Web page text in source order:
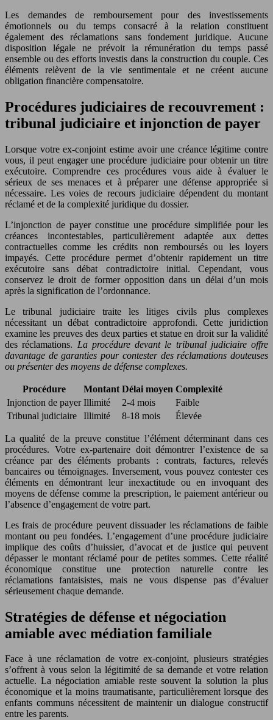
Les demandes de remboursement pour des investissements
émotionnels ou du temps consacré à la relation constituent
également des réclamations sans fondement juridique. Aucune
disposition légale ne prévoit la rémunération du temps passé
ensemble ou des efforts investis dans la construction du couple. Ces
éléments relèvent de la vie sentimentale et ne créent aucune
obligation financière compensatoire.
Procédures judiciaires de recouvrement :
tribunal judiciaire et injonction de payer
Lorsque votre ex-conjoint estime avoir une créance légitime contre
vous, il peut engager une procédure judiciaire pour obtenir un titre
exécutoire. Comprendre ces procédures vous aide à évaluer le
sérieux de ses menaces et à préparer une défense appropriée si
nécessaire. Les voies de recours judiciaire dépendent du montant
réclamé et de la complexité juridique du dossier.
L’injonction de payer constitue une procédure simplifiée pour les
créances incontestables, particulièrement adaptée aux dettes
contractuelles comme les crédits non remboursés ou les loyers
impayés. Cette procédure permet d’obtenir rapidement un titre
exécutoire sans débat contradictoire initial. Cependant, vous
conservez le droit de former opposition dans un délai d’un mois
après la signification de l’ordonnance.
Le tribunal judiciaire traite les litiges civils plus complexes
nécessitant un débat contradictoire approfondi. Cette juridiction
examine les preuves des deux parties et statue en droit sur la validité
des réclamations. La procédure devant le tribunal judiciaire offre
davantage de garanties pour contester des réclamations douteuses
ou présenter des moyens de défense complexes.
Procédure Montant Délai moyen Complexité
Injonction de payer Illimité 2-4 mois
Faible
Tribunal judiciaire
Illimité 8-18 mois Élevée
La qualité de la preuve constitue l’élément déterminant dans ces
procédures. Votre ex-partenaire doit démontrer l’existence de sa
créance par des éléments probants : contrats, factures, relevés
bancaires ou témoignages. Inversement, vous pouvez contester ces
éléments en démontrant leur inexactitude ou en invoquant des
moyens de défense comme la prescription, le paiement antérieur ou
l’absence d’engagement de votre part.
Les frais de procédure peuvent dissuader les réclamations de faible
montant ou peu fondées. L’engagement d’une procédure judiciaire
implique des coûts d’huissier, d’avocat et de justice qui peuvent
dépasser le montant réclamé pour de petites sommes. Cette réalité
économique constitue une protection naturelle contre les
réclamations fantaisistes, mais ne vous dispense pas d’évaluer
sérieusement chaque demande.
Stratégies de défense et négociation
amiable avec médiation familiale
Face à une réclamation de votre ex-conjoint, plusieurs stratégies
s’offrent à vous selon la légitimité de sa demande et votre relation
actuelle. La négociation amiable reste souvent la solution la plus
économique et la moins traumatisante, particulièrement lorsque des
enfants communs nécessitent de maintenir un dialogue constructif
entre les parents.